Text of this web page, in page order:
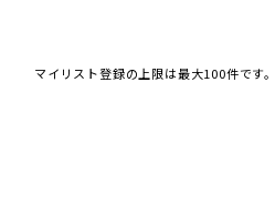
マイリスト登録の上限は最大100件です